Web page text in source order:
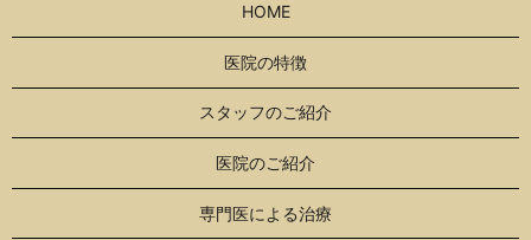
HOME
医院の特徴
スタッフのご紹介
医院のご紹介
専門医による治療